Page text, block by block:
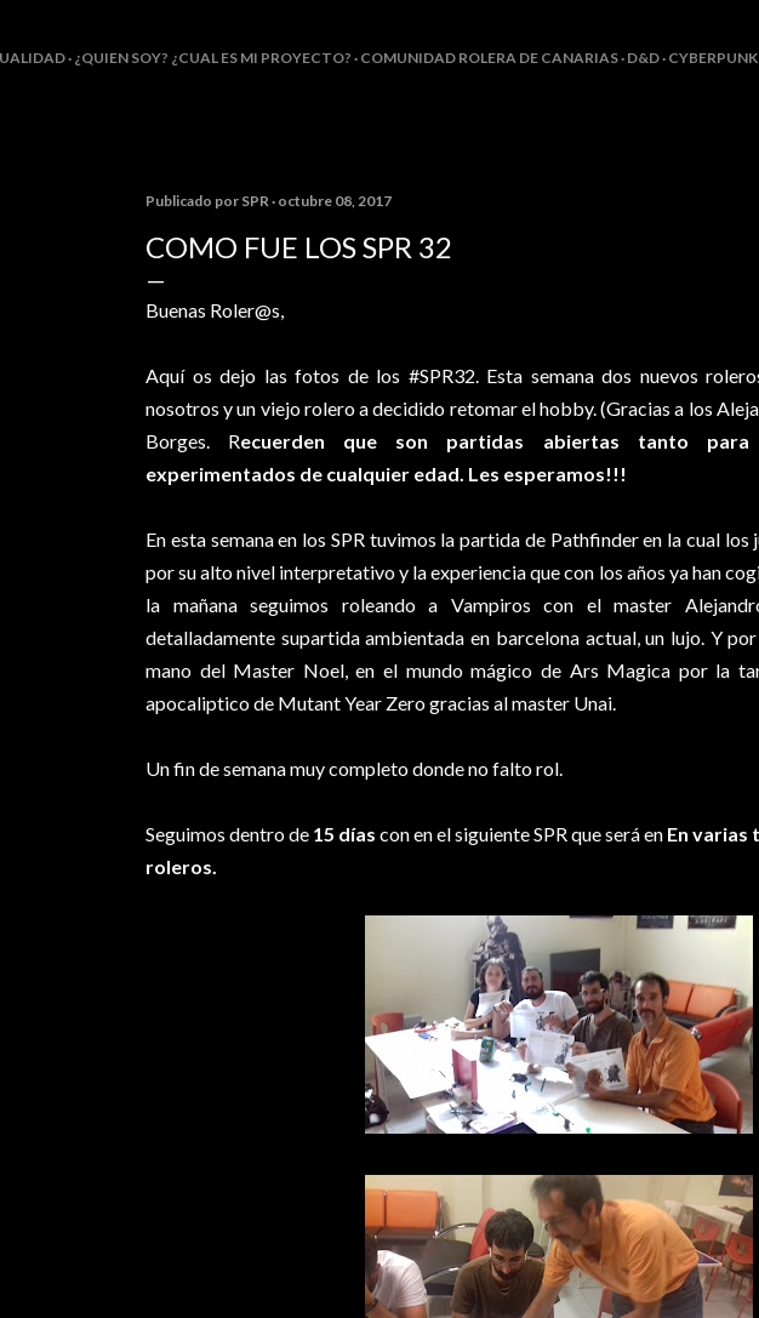
¿QUIEN SOY? ¿CUAL ES MI PROYECTO? COMUNIDAD ROLERA DE CANARIAS D&D CYBERPUNK
Publicado por SPR octubre 08, 2017
COMO FUE LOS SPR 32
Buenas Roler@s,
Aquí os dejo las fotos de los #SPR32. Esta semana dos nuevos
nosotros y un viejo rolero a decidido retomar el hobby. (Gracias a los
Borges. Recuerden que son partidas abiertas tanto
experimentados de cualquier edad. Les esperamos!!!
En esta semana en los SPR tuvimos la partida de Pathfinder en la cual
por su alto nivel interpretativo y la experiencia que con los años ya han
la mañana seguimos roleando a Vampiros con el master
detalladamente supartida ambientada en barcelona actual, un lujo. Y
mano del Master Noel, en el mundo mágico de Ars Magica por la
apocaliptico de Mutant Year Zero gracias al master Unai.
Un fin de semana muy completo donde no falto rol.
Seguimos dentro de 15 días con en el siguiente SPR que será en En varias
roleros.